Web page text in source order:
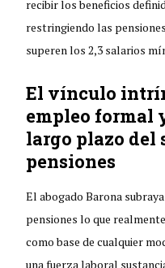
recibir los beneficios
restringiendo las
superen los 2,3 salarios
El vínculo
empleo formal
largo plazo del
pensiones
El abogado Barona
pensiones lo que
como base de cualquier
una fuerza laboral